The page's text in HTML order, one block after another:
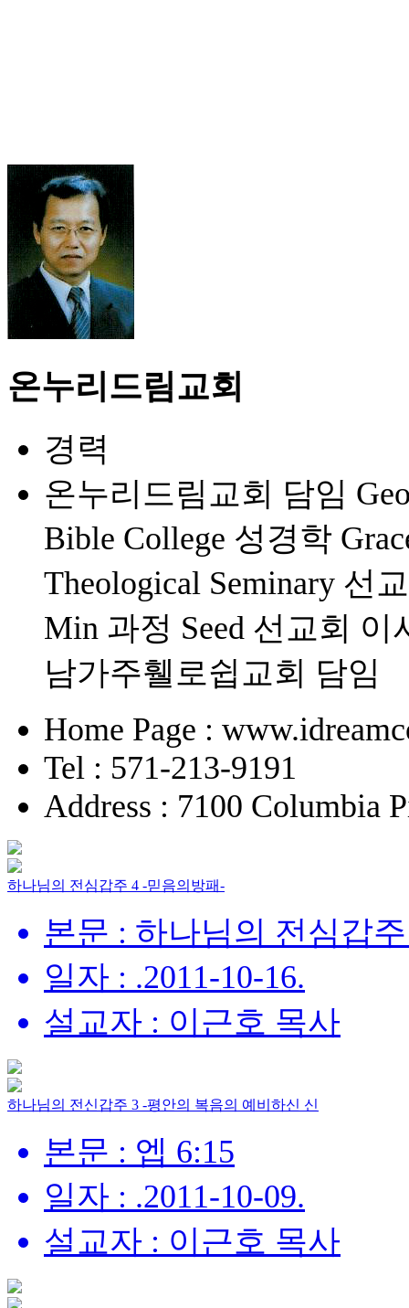
온누리드림교회
경력
온누리드림교회 담임
Bible College 성경학
Theological Seminary 선
Min 과정 Seed 선교회
남가주휄로쉽교회 담임
Home Page :
Tel : 571-213-9191
Address : 7100 Columbia
하나님의 전심갑주 4 -믿음의방패-
본문 : 하나님의 전심갑
일자 : .2011-10-16.
설교자 : 이근호 목사
하나님의 전신갑주 3 -평안의 복음의 예비하신 신
본문 : 엡 6:15
일자 : .2011-10-09.
설교자 : 이근호 목사